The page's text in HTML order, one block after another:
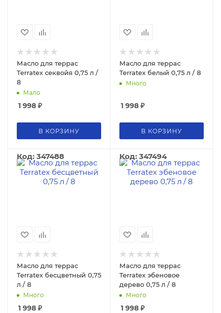
Масло для террас
Terratex секвойя 0,75 л /
8
Мало
1 998 ₽
В КОРЗИНУ
Масло для террас
Terratex белый 0,75 л / 8
Много
1 998 ₽
В КОРЗИНУ
Код: 347488
Масло для террас
Terratex бесцветный 0,75
л / 8
Много
1 998 ₽
Код: 347494
Масло для террас
Terratex эбеновое
дерево 0,75 л / 8
Много
1 998 ₽